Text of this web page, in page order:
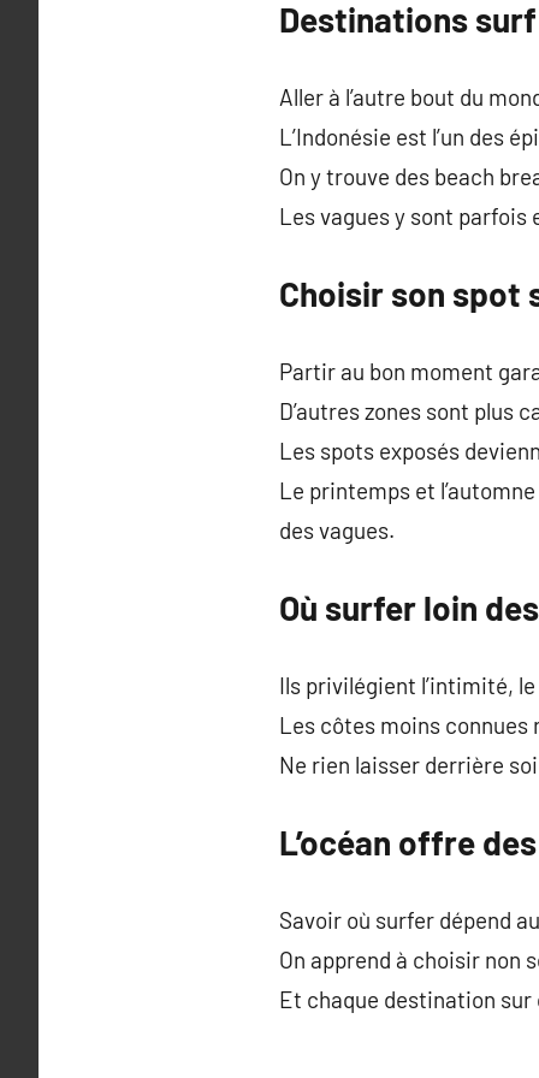
Destinations
Aller à l’autre bout du
L’Indonésie est l’un des
On y trouve des beach
Les vagues y sont
Choisir son spot
Partir au bon moment
D’autres zones sont plus
Les spots exposés
Le printemps et
des vagues.
Où surfer loin
Ils privilégient l’intimité,
Les côtes moins
Ne rien laisser derrière
L’océan offre
Savoir où surfer dépend
On apprend à choisir non
Et chaque destination